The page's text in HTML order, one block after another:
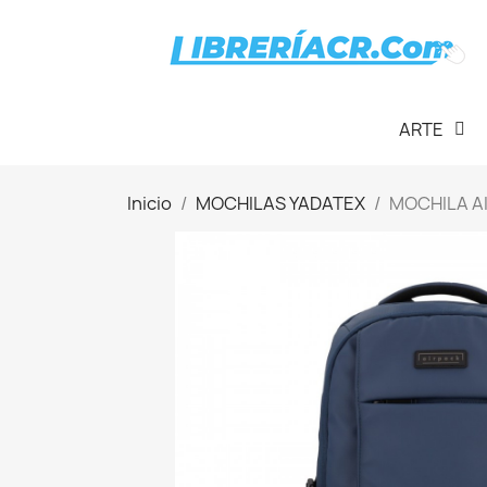
ARTE
Inicio MOCHILAS YADATEX MOCHILA